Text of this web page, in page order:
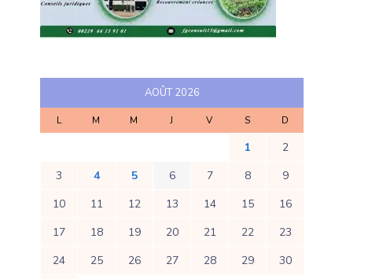
AOÛT 2026
L M M J V S D
1
2
3
4 5 6 7 8
9
10
11 12 13 14 15
16
17
18 19 20 21 22
23
24
25 26 27 28 29 30